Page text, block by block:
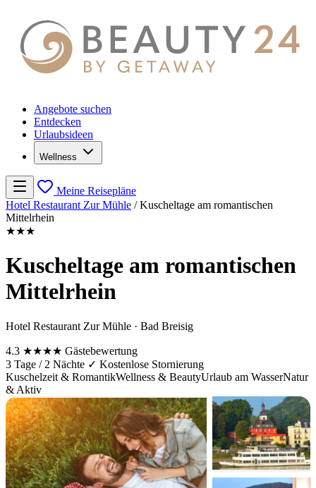
Angebote suchen
Entdecken
Urlaubsideen
Wellness
Meine Reisepläne
Hotel Restaurant Zur Mühle / Kuscheltage am romantischen
Mittelrhein
★★★
Kuscheltage am romantischen
Mittelrhein
Hotel Restaurant Zur Mühle · Bad Breisig
4.3 ★★★★ Gästebewertung
3 Tage / 2 Nächte ✓ Kostenlose Stornierung
Kuschelzeit & RomantikWellness & BeautyUrlaub am WasserNatur
& Aktiv